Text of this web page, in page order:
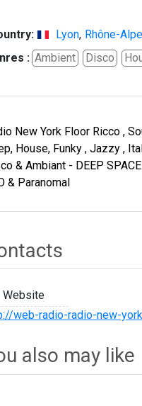
Lyon, Rhône-
: Ambient Disco
New York Floor Ricco ,
House, Funky , Jazzy ,
& Ambiant - DEEP
& Paranomal
Website
also may like